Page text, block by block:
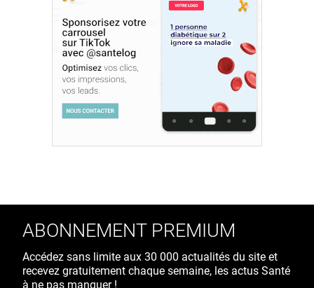
ABONNEMENT PREMIUM
Accédez sans limite aux 30 000 actualités du site et
recevez gratuitement chaque semaine, les actus Santé
à ne pas manquer !